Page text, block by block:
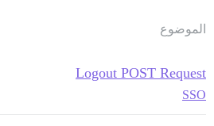
الموضوع
Logout POST Request
SSO